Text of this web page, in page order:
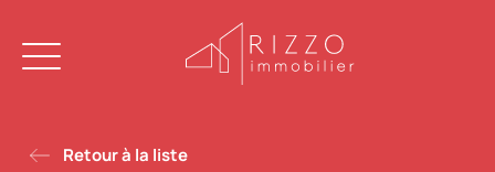
Retour à la liste